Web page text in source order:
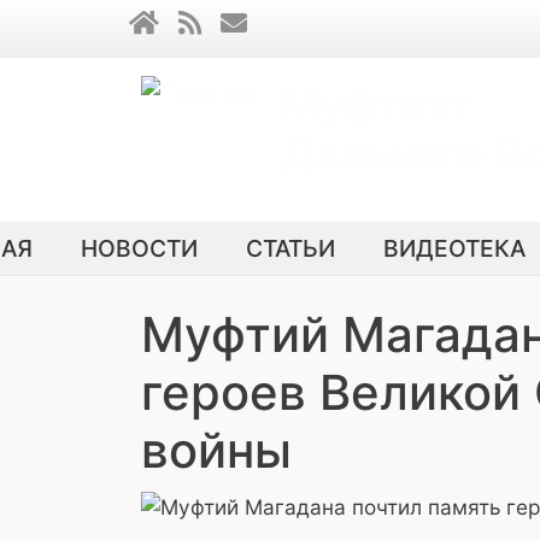
навигация
НОВОСТИ СТАТЬИ ВИДЕОТЕКА
Муфтий
героев
войны